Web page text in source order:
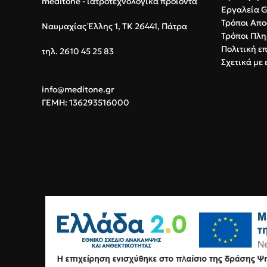
Ναυμαχίας Έλλης 1, ΤΚ 26441, Πάτρα
τηλ. 2610 45 25 83
info@meditone.gr
ΓΕΜΗ: 136293516000
Εργαλεία
Τρόποι
Τρόποι
Πολιτική
Σχετικά με